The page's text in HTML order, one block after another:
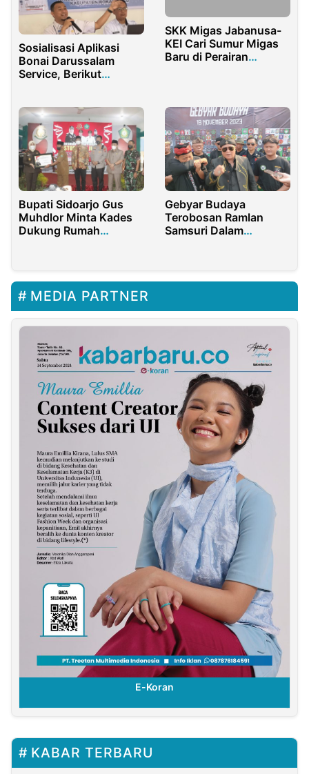
Sosialisasi Aplikasi
Bonai Darussalam
Service, Berikut
SKK Migas Jabanusa-
KEI Cari Sumur Migas
Baru di Perairan
Bupati Sidoarjo Gus
Muhdlor Minta Kades
Dukung Rumah
Gebyar Budaya
Terobosan Ramlan
Samsuri Dalam
MEDIA PARTNER
E-Koran
KABAR TERBARU